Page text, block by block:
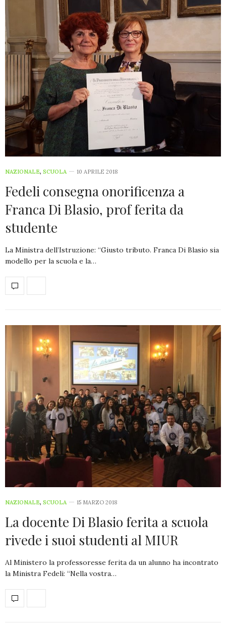
NAZIONALE, SCUOLA 10 APRILE 2018
Fedeli consegna onorificenza a
Franca Di Blasio, prof ferita da
studente
La Ministra dell’Istruzione: “Giusto tributo. Franca Di Blasio sia
modello per la scuola e la…
NAZIONALE, SCUOLA 15 MARZO 2018
La docente Di Blasio ferita a scuola
rivede i suoi studenti al MIUR
Al Ministero la professoresse ferita da un alunno ha incontrato
la Ministra Fedeli: “Nella vostra…